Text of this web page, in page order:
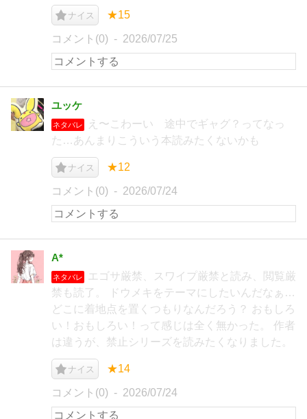
ナイス ★15
コメント(0) 2026/07/25
ユッケ
ネタバレ
え〜こわーい 途中でギャグ？ってなっ
た…あんまりこういう本読みたくないかも
ナイス ★12
コメント(0) 2026/07/24
A*
ネタバレ
エゴサ厳禁、スワイプ厳禁と読み、閲覧厳
禁も読了。 ドウメキをテーマにしたいんだなぁ…
どこに着地点を置くつもりなんだろう？ おもしろ
い！おもしろい！って感じは全く無かった。 作者
は違うが、禁止シリーズを読みたくなりました。
ナイス ★14
コメント(0) 2026/07/24